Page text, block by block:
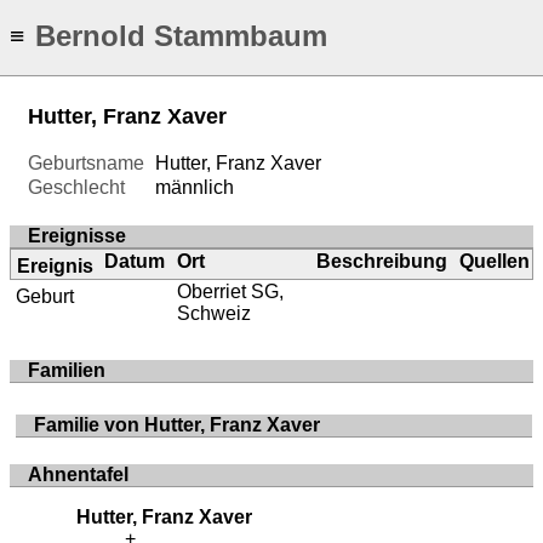
≡ Bernold Stammbaum
Hutter, Franz Xaver
Geburtsname
Hutter, Franz Xaver
Geschlecht
männlich
Ereignisse
Ereignis
Datum Ort Beschreibung
Quellen
Geburt
Oberriet SG,
Schweiz
Familien
Familie von Hutter, Franz Xaver
Ahnentafel
Hutter, Franz Xaver